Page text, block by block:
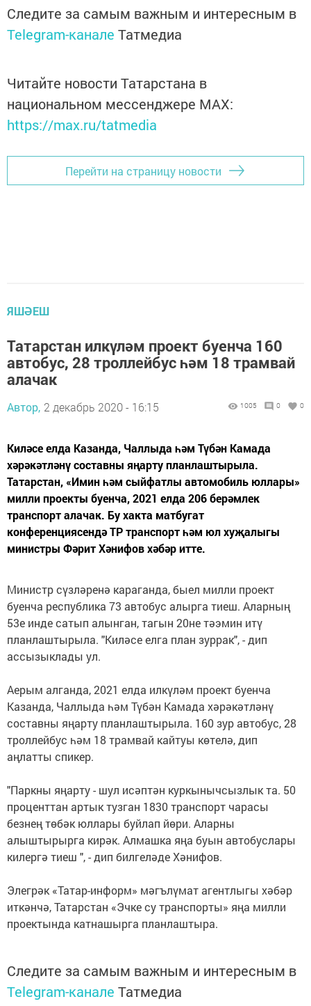
Следите за самым важным и интересным в
Telegram-канале Татмедиа
Читайте новости Татарстана в
национальном мессенджере MАХ:
https://max.ru/tatmedia
Перейти на страницу новости
ЯШӘЕШ
Татарстан илкүләм проект буенча 160
автобус, 28 троллейбус һәм 18 трамвай
алачак
Автор, 2 декабрь 2020 - 16:15 1005 0 0
Киләсе елда Казанда, Чаллыда һәм Түбән Камада
хәрәкәтләнү составны яңарту планлаштырыла.
Татарстан, «Имин һәм сыйфатлы автомобиль юллары»
милли проекты буенча, 2021 елда 206 берәмлек
транспорт алачак. Бу хакта матбугат
конференциясендә ТР транспорт һәм юл хуҗалыгы
министры Фәрит Хәнифов хәбәр итте.
Министр сүзләренә караганда, быел милли проект
буенча республика 73 автобус алырга тиеш. Аларның
53е инде сатып алынган, тагын 20не тәэмин итү
планлаштырыла. "Киләсе елга план зуррак", - дип
ассызыклады ул.
Аерым алганда, 2021 елда илкүләм проект буенча
Казанда, Чаллыда һәм Түбән Камада хәрәкәтләнү
составны яңарту планлаштырыла. 160 зур автобус, 28
троллейбус һәм 18 трамвай кайтуы көтелә, дип
аңлатты спикер.
"Паркны яңарту - шул исәптән куркынычсызлык та. 50
проценттан артык тузган 1830 транспорт чарасы
безнең төбәк юллары буйлап йөри. Аларны
алыштырырга кирәк. Алмашка яңа буын автобуслары
килергә тиеш ", - дип билгеләде Хәнифов.
Элегрәк «Татар-информ» мәгълүмат агентлыгы хәбәр
иткәнчә, Татарстан «Эчке су транспорты» яңа милли
проектында катнашырга планлаштыра.
Следите за самым важным и интересным в
Telegram-канале Татмедиа